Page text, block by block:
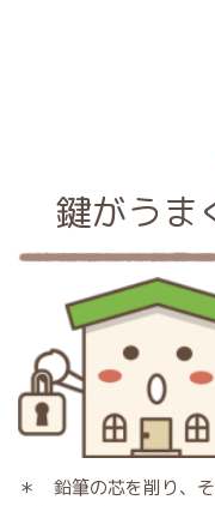
鍵がう
＊ 鉛筆の芯を削り、